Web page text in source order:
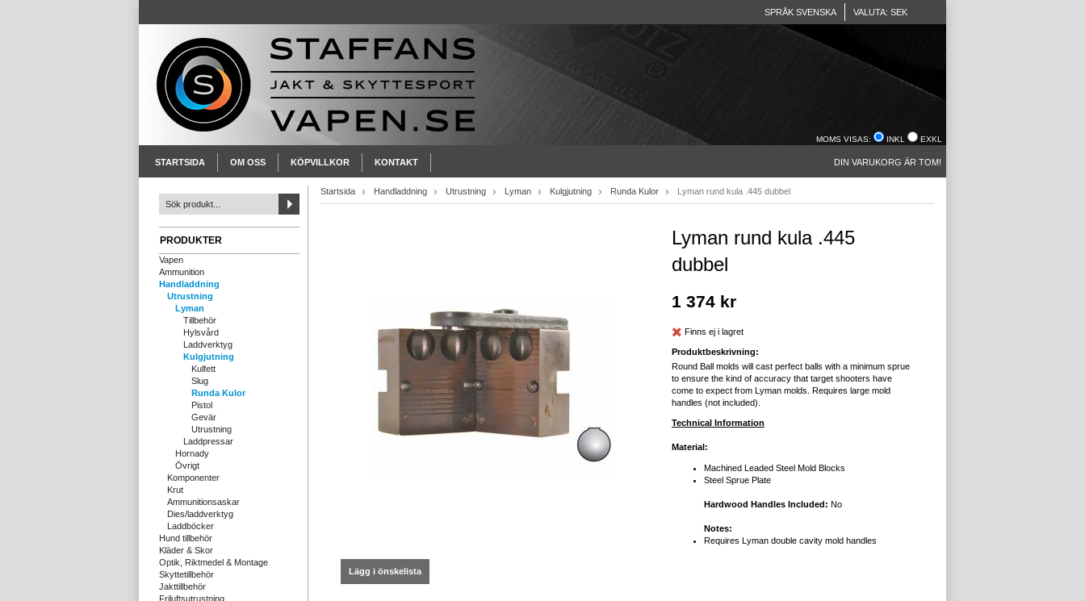
SPRÅK SVENSKA VALUTA: SEK
MOMS VISAS: INKL EXKL
STARTSIDA OM OSS KÖPVILLKOR KONTAKT DIN VARUKORG ÄR TOM!
PRODUKTER
Vapen
Ammunition
Handladdning
Utrustning
Lyman
Tillbehör
Hylsvård
Laddverktyg
Kulgjutning
Kulfett
Slug
Runda Kulor
Pistol
Gevär
Utrustning
Laddpressar
Hornady
Övrigt
Komponenter
Krut
Ammunitionsaskar
Dies/laddverktyg
Laddböcker
Hund tillbehör
Kläder & Skor
Optik, Riktmedel & Montage
Skyttetillbehör
Jakttillbehör
Friluftsutrustning
Startsida Handladdning Utrustning Lyman Kulgjutning Runda Kulor Lyman rund kula .445 dubbel
Lägg i önskelista
Lyman rund kula .445
dubbel
1 374 kr
Finns ej i lagret
Produktbeskrivning:
Round Ball molds will cast perfect balls with a minimum sprue
to ensure the kind of accuracy that target shooters have
come to expect from Lyman molds. Requires large mold
handles (not included).
Technical Information
Material:
Machined Leaded Steel Mold Blocks
Steel Sprue Plate
Hardwood Handles Included: No
Notes:
Requires Lyman double cavity mold handles